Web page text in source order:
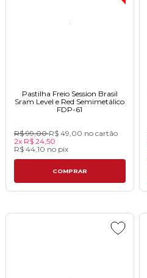
Pastilha Freio Session Brasil
Sram Level e Red Semimetálico
FDP-61
R$ 99,00R$ 49,00 no cartão
2x R$ 24,50
R$ 44,10 no pix
COMPRAR